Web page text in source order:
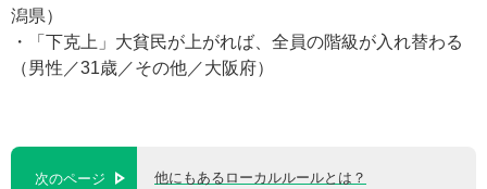
潟県）
・「下克上」大貧民が上がれば、全員の階級が入れ替わる
（男性／31歳／その他／大阪府）
次のページ 他にもあるローカルルールとは？